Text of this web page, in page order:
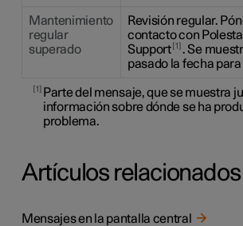
Mantenimiento
regular
superado
Revisión regular.
contacto con
Support 1
. Se
pasado la fecha
1
Parte del mensaje, que se muestra
información sobre dónde se ha
problema.
Artículos relacionados
Mensajes en la pantalla central